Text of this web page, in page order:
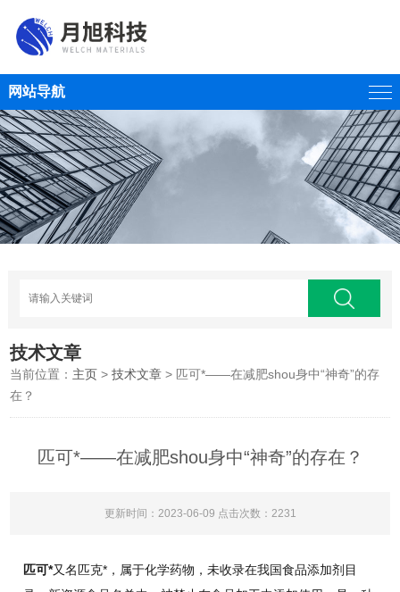
网站导航
技术文章
当前位置： 主页 >技术文章 > 匹可*——在减肥shou身中“神奇”的存
在？
匹可*——在减肥shou身中“神奇”的存在？
更新时间：2023-06-09 点击次数：2231
匹可*又名匹克*，属于化学药物，未收录在我国食品添加剂目